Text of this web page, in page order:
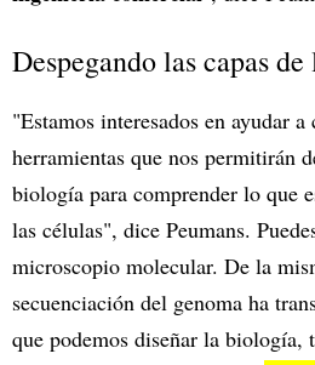
Despegando las capas
"Estamos interesados en ayudar
herramientas que nos permitirán
biología para comprender lo que
las células", dice Peumans.
microscopio molecular. De la
secuenciación del genoma ha
que podemos diseñar la biología,